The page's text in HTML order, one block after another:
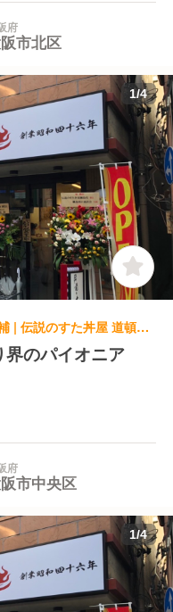
府
市北区
1/4
その他(料理ジャンル) | 店長・店長候補 | 伝説のすた丼屋 道頓堀店
界のパイオニア
府
市中央区
1/4